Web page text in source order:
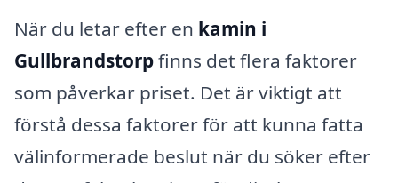
När du letar efter en kamin i
Gullbrandstorpfinns det flera faktorer
som påverkar priset. Det är viktigt att
förstå dessa faktorer för att kunna fatta
välinformerade beslut när du söker efter